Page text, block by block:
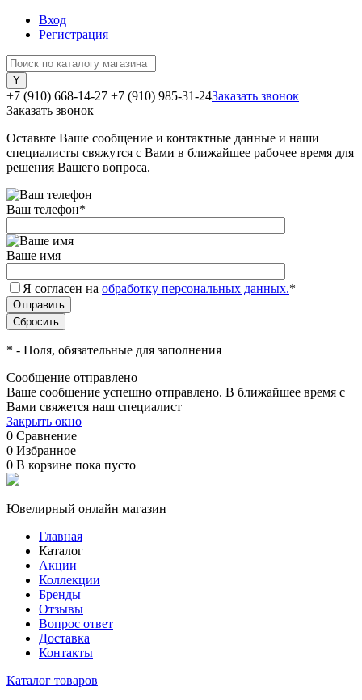
Вход
Регистрация
+7 (910) 668-14-27 +7 (910) 985-31-24Заказать звонок
Заказать звонок
Оставьте Ваше сообщение и контактные данные и наши
специалисты свяжутся с Вами в ближайшее рабочее время для
решения Вашего вопроса.
Ваш телефон*
Ваше имя
Я согласен на обработку персональных данных.*
* - Поля, обязательные для заполнения
Сообщение отправлено
Ваше сообщение успешно отправлено. В ближайшее время с
Вами свяжется наш специалист
Закрыть окно
0 Сравнение
0 Избранное
0 В корзине пока пусто
Ювелирный онлайн магазин
Главная
Каталог
Акции
Коллекции
Бренды
Отзывы
Вопрос ответ
Доставка
Контакты
Каталог товаров